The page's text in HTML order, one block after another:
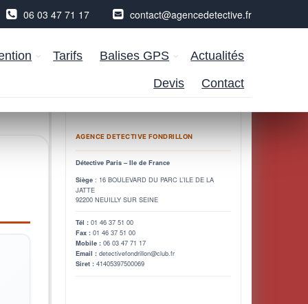
06 03 47 71 17 contact@agencedetective.fr
Tarifs Balises GPS
Actualités
Devis
Contact
AGENCE DETECTIVE FONDRILLON
Détective Paris – Ile de France
Siège: 16 BOULEVARD DU PARC L’ILE DE LA
JATTE
92200 NEUILLY SUR SEINE
Tél :01 46 37 51 00
Fax :01 46 37 51 00
Mobile :06 03 47 71 17
Email :detectivefondrillon@club.fr
Siret :41405397500069